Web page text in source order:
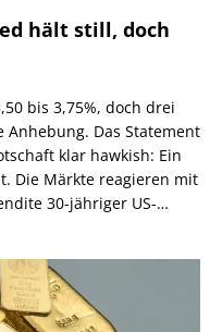
hält still, doch
bis 3,75%, doch drei
Das Statement
klar hawkish: Ein
Die Märkte reagieren mit
30-jähriger US-